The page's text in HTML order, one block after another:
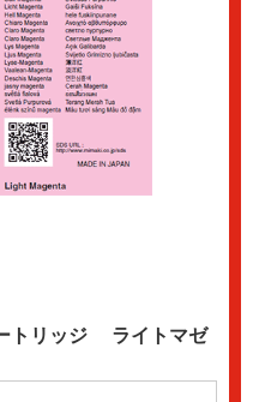
トリッジ ライトマゼ